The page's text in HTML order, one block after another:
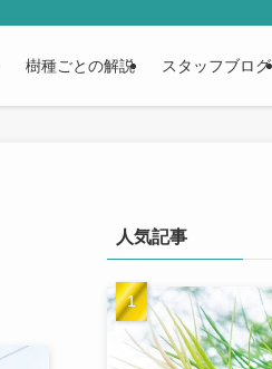
樹種ごとの解説 スタッフブログ
人気記事